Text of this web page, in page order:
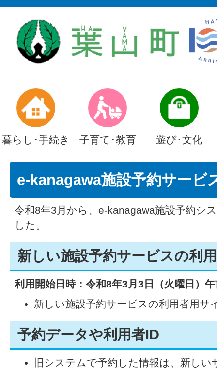
暮らし･手続き 子育て･教育 遊び･文化
e-kanagawa施設予約サービ
令和8年3月から、e-kanagawa施設予約シ
した。
新しい施設予約サービスの利
利用開始日時：令和8年3月3日（火曜日）
新しい施設予約サービスの利用者用サ
予約データや利用者ID
旧システムで予約した情報は、新し